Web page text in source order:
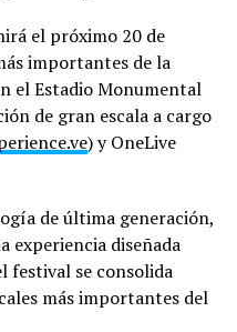
el próximo 20 de
importantes de la
el Estadio Monumental
de gran escala a cargo
) y OneLive
de última generación,
experiencia diseñada
festival se consolida
más importantes del